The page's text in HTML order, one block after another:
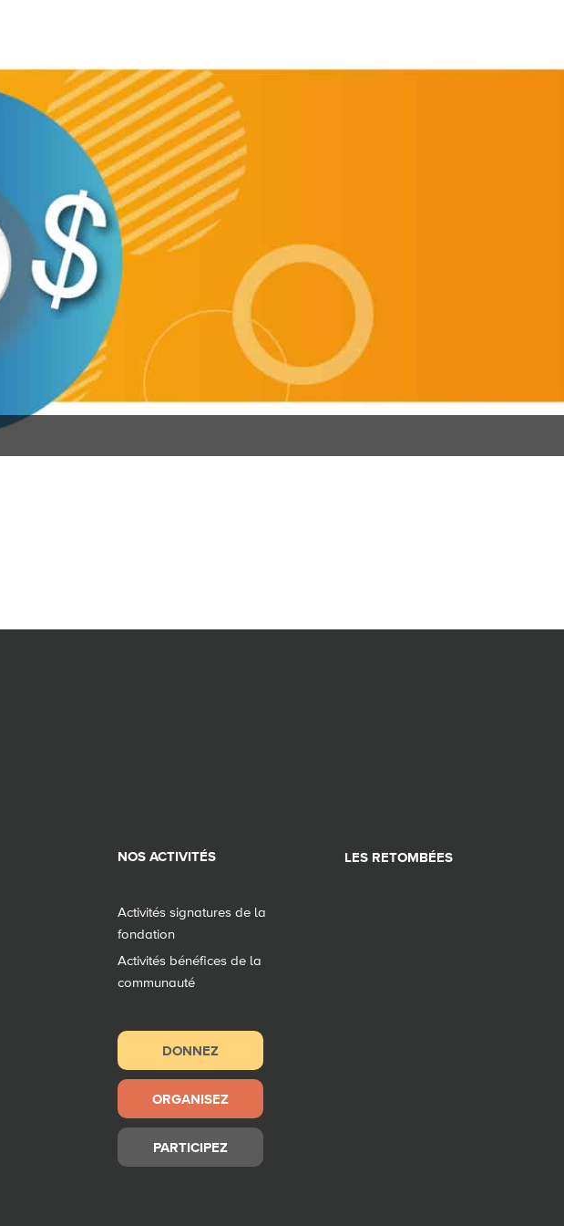
NOS ACTIVITÉS
Activités signatures de la
fondation
Activités bénéfices de la
communauté
DONNEZ
ORGANISEZ
PARTICIPEZ
LES RETOMBÉES